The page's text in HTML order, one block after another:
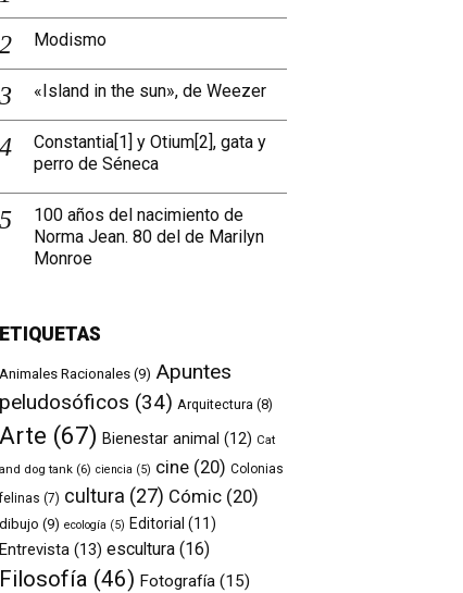
Modismo
«Island in the sun», de Weezer
Constantia[1] y Otium[2], gata y
perro de Séneca
100 años del nacimiento de
Norma Jean. 80 del de Marilyn
Monroe
ETIQUETAS
Animales Racionales (9) Apuntes
peludosóficos (34) Arquitectura (8)
Arte (67) Bienestar animal (12) Cat
and dog tank (6) ciencia (5) cine (20) Colonias
felinas (7) cultura (27) Cómic (20)
dibujo (9) ecología (5) Editorial (11)
Entrevista (13) escultura (16)
Filosofía (46) Fotografía (15)